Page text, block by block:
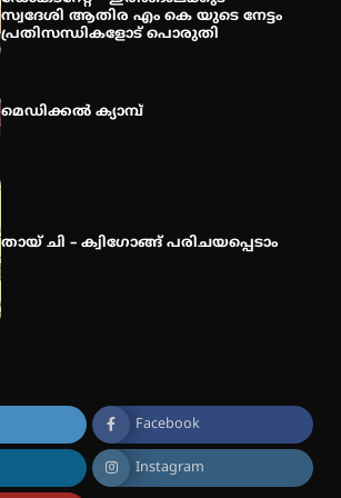
ബാലൻ ഹാളിൽ 16ന്
സ്വദേശി ആതിര എം കെ യുടെ നേട്ടം
പ്രതിസന്ധികളോട് പൊരുതി
മെഡിക്കൽ ക്യാമ്പ്
തായ് ചി – ക്വിഗോങ്ങ് പരിചയപ്പെടാം
Facebook
Instagram